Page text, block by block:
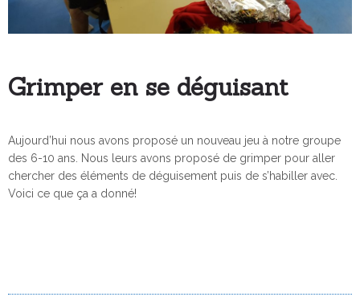
Grimper en se déguisant
Aujourd’hui nous avons proposé un nouveau jeu à notre groupe
des 6-10 ans. Nous leurs avons proposé de grimper pour aller
chercher des éléments de déguisement puis de s’habiller avec.
Voici ce que ça a donné!